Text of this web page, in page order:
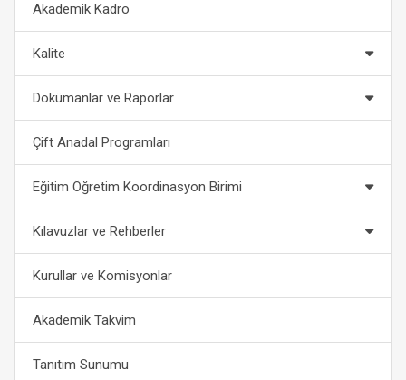
Akademik Kadro
Kalite
Dokümanlar ve Raporlar
Çift Anadal Programları
Eğitim Öğretim Koordinasyon Birimi
Kılavuzlar ve Rehberler
Kurullar ve Komisyonlar
Akademik Takvim
Tanıtım Sunumu